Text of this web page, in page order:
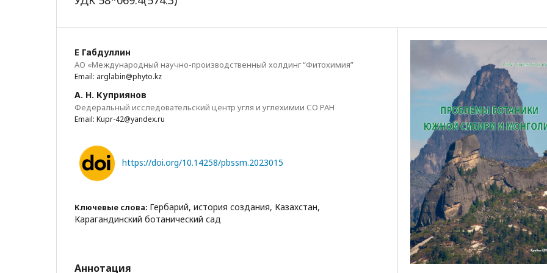
Е Габдуллин
АО «Международный научно-производственный холдинг “Фитохимия”
Email: arglabin@phyto.kz
А. Н. Куприянов
Федеральный исследовательский центр угля и углехимии СО РАН
Email: Kupr-42@yandex.ru
https://doi.org/10.14258/pbssm.2023015
Ключевые слова: Гербарий, история создания, Казахстан,
Карагандинский ботанический сад
Аннотация